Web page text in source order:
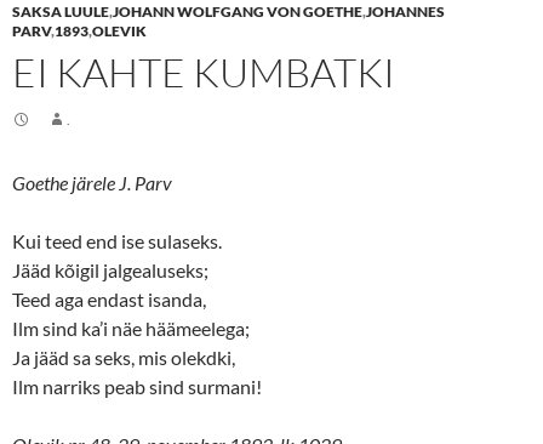
SAKSA LUULE,JOHANN WOLFGANG VON GOETHE,JOHANNES
PARV,1893,OLEVIK
EI KAHTE KUMBATKI
Goethe järele J. Parv
Kui teed end ise sulaseks.
Jääd kõigil jalgealuseks;
Teed aga endast isanda,
Ilm sind ka’i näe häämeelega;
Ja jääd sa seks, mis olekdki,
Ilm narriks peab sind surmani!